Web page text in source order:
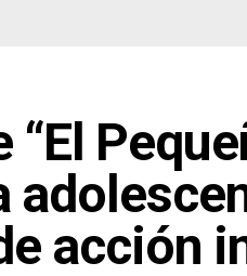
“El
acción